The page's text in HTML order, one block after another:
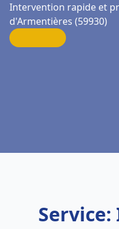
Intervention rapide et
d'Armentières (59930)